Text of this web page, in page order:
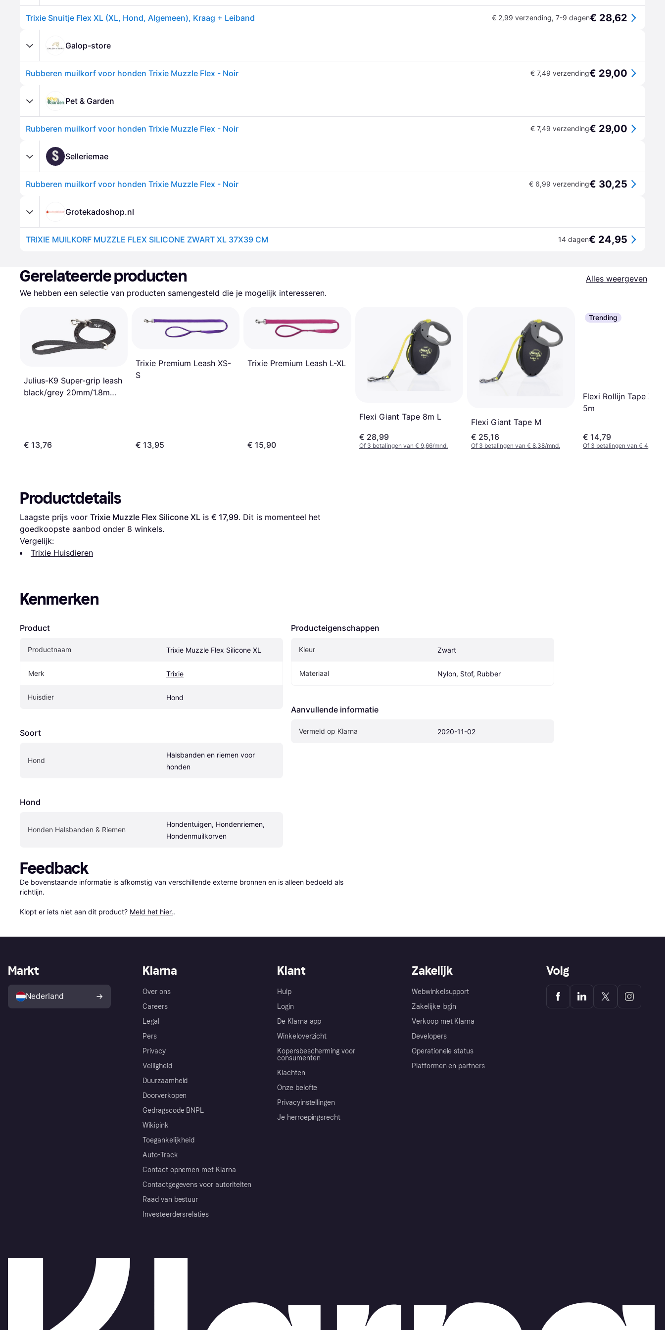
Trixie Snuitje Flex XL (XL, Hond, Algemeen), Kraag + Leiband € 2,99 verzending, 7-9 dagen€ 28,62
Galop-store
Rubberen muilkorf voor honden Trixie Muzzle Flex - Noir € 7,49 verzending€ 29,00
Pet & Garden
Rubberen muilkorf voor honden Trixie Muzzle Flex - Noir € 7,49 verzending€ 29,00
S Selleriemae
Rubberen muilkorf voor honden Trixie Muzzle Flex - Noir € 6,99 verzending€ 30,25
Grotekadoshop.nl
TRIXIE MUILKORF MUZZLE FLEX SILICONE ZWART XL 37X39 CM 14 dagen€ 24,95
Gerelateerde producten
Alles weergeven
We hebben een selectie van producten samengesteld die je mogelijk interesseren.
Julius-K9 Super-grip leash
black/grey 20mm/1.8m
€ 13,76
Trixie Premium Leash XS-
S
€ 13,95
Trixie Premium Leash L-XL
€ 15,90
Flexi Giant Tape 8m L
€ 28,99
Of 3 betalingen van € 9,66/mnd.
Flexi Giant Tape M
€ 25,16
Of 3 betalingen van € 8,38/mnd.
Trending
Flexi Rollijn Tape
5m
€ 14,79
Of 3 betalingen van € 4,93/
Productdetails
Laagste prijs voor Trixie Muzzle Flex Silicone XL is € 17,99. Dit is momenteel het
goedkoopste aanbod onder 8 winkels.
Vergelijk:
Trixie Huisdieren
Kenmerken
Product
Productnaam Trixie Muzzle Flex Silicone XL
Merk Trixie
Huisdier Hond
Soort
Hond
Halsbanden en riemen voor
honden
Hond
Honden Halsbanden & Riemen
Hondentuigen, Hondenriemen,
Hondenmuilkorven
Producteigenschappen
Kleur Zwart
Materiaal Nylon, Stof, Rubber
Aanvullende informatie
Vermeld op Klarna 2020-11-02
Feedback
De bovenstaande informatie is afkomstig van verschillende externe bronnen en is alleen bedoeld als
richtlijn.
Klopt er iets niet aan dit product? Meld het hier..
Klarna
Over ons
Careers
Legal
Pers
Privacy
Veiligheid
Duurzaamheid
Doorverkopen
Gedragscode BNPL
Wikipink
Toegankelijkheid
Auto-Track
Contact opnemen met Klarna
Contactgegevens voor autoriteiten
Raad van bestuur
Investeerdersrelaties
Klant
Hulp
Login
De Klarna app
Winkeloverzicht
Kopersbescherming voor
consumenten
Klachten
Onze belofte
Privacyinstellingen
Je herroepingsrecht
Zakelijk
Webwinkelsupport
Zakelijke login
Verkoop met Klarna
Developers
Operationele status
Platformen en partners
Markt
Nederland
Volg